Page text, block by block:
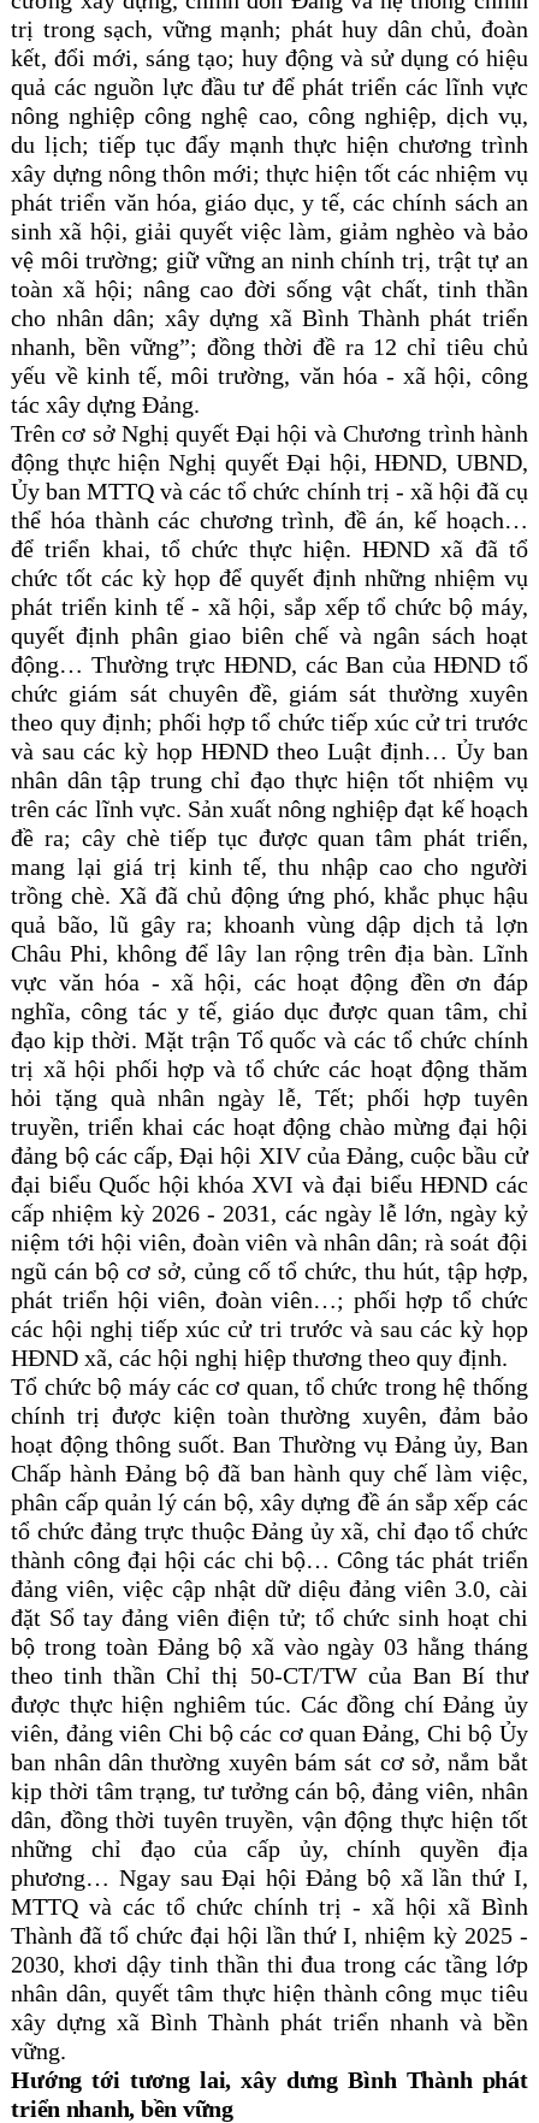
trị trong sạch, vững mạnh; phát huy dân chủ, đoàn
kết, đổi mới, sáng tạo; huy động và sử dụng có hiệu
quả các nguồn lực đầu tư để phát triển các lĩnh vực
nông nghiệp công nghệ cao, công nghiệp, dịch vụ,
du lịch; tiếp tục đẩy mạnh thực hiện chương trình
xây dựng nông thôn mới; thực hiện tốt các nhiệm vụ
phát triển văn hóa, giáo dục, y tế, các chính sách an
sinh xã hội, giải quyết việc làm, giảm nghèo và bảo
vệ môi trường; giữ vững an ninh chính trị, trật tự an
toàn xã hội; nâng cao đời sống vật chất, tinh thần
cho nhân dân; xây dựng xã Bình Thành phát triển
nhanh, bền vững”; đồng thời đề ra 12 chỉ tiêu chủ
yếu về kinh tế, môi trường, văn hóa - xã hội, công
tác xây dựng Đảng.
Trên cơ sở Nghị quyết Đại hội và Chương trình hành
động thực hiện Nghị quyết Đại hội, HĐND, UBND,
Ủy ban MTTQ và các tổ chức chính trị - xã hội đã cụ
thể hóa thành các chương trình, đề án, kế hoạch…
để triển khai, tổ chức thực hiện. HĐND xã đã tổ
chức tốt các kỳ họp để quyết định những nhiệm vụ
phát triển kinh tế - xã hội, sắp xếp tổ chức bộ máy,
quyết định phân giao biên chế và ngân sách hoạt
động… Thường trực HĐND, các Ban của HĐND tổ
chức giám sát chuyên đề, giám sát thường xuyên
theo quy định; phối hợp tổ chức tiếp xúc cử tri trước
và sau các kỳ họp HĐND theo Luật định… Ủy ban
nhân dân tập trung chỉ đạo thực hiện tốt nhiệm vụ
trên các lĩnh vực. Sản xuất nông nghiệp đạt kế hoạch
đề ra; cây chè tiếp tục được quan tâm phát triển,
mang lại giá trị kinh tế, thu nhập cao cho người
trồng chè. Xã đã chủ động ứng phó, khắc phục hậu
quả bão, lũ gây ra; khoanh vùng dập dịch tả lợn
Châu Phi, không để lây lan rộng trên địa bàn. Lĩnh
vực văn hóa - xã hội, các hoạt động đền ơn đáp
nghĩa, công tác y tế, giáo dục được quan tâm, chỉ
đạo kịp thời. Mặt trận Tổ quốc và các tổ chức chính
trị xã hội phối hợp và tổ chức các hoạt động thăm
hỏi tặng quà nhân ngày lễ, Tết; phối hợp tuyên
truyền, triển khai các hoạt động chào mừng đại hội
đảng bộ các cấp, Đại hội XIV của Đảng, cuộc bầu cử
đại biểu Quốc hội khóa XVI và đại biểu HĐND các
cấp nhiệm kỳ 2026 - 2031, các ngày lễ lớn, ngày kỷ
niệm tới hội viên, đoàn viên và nhân dân; rà soát đội
ngũ cán bộ cơ sở, củng cố tổ chức, thu hút, tập hợp,
phát triển hội viên, đoàn viên…; phối hợp tổ chức
các hội nghị tiếp xúc cử tri trước và sau các kỳ họp
HĐND xã, các hội nghị hiệp thương theo quy định.
Tổ chức bộ máy các cơ quan, tổ chức trong hệ thống
chính trị được kiện toàn thường xuyên, đảm bảo
hoạt động thông suốt. Ban Thường vụ Đảng ủy, Ban
Chấp hành Đảng bộ đã ban hành quy chế làm việc,
phân cấp quản lý cán bộ, xây dựng đề án sắp xếp các
tổ chức đảng trực thuộc Đảng ủy xã, chỉ đạo tổ chức
thành công đại hội các chi bộ… Công tác phát triển
đảng viên, việc cập nhật dữ diệu đảng viên 3.0, cài
đặt Sổ tay đảng viên điện tử; tổ chức sinh hoạt chi
bộ trong toàn Đảng bộ xã vào ngày 03 hằng tháng
theo tinh thần Chỉ thị 50-CT/TW của Ban Bí thư
được thực hiện nghiêm túc. Các đồng chí Đảng ủy
viên, đảng viên Chi bộ các cơ quan Đảng, Chi bộ Ủy
ban nhân dân thường xuyên bám sát cơ sở, nắm bắt
kịp thời tâm trạng, tư tưởng cán bộ, đảng viên, nhân
dân, đồng thời tuyên truyền, vận động thực hiện tốt
những chỉ đạo của cấp ủy, chính quyền địa
phương… Ngay sau Đại hội Đảng bộ xã lần thứ I,
MTTQ và các tổ chức chính trị - xã hội xã Bình
Thành đã tổ chức đại hội lần thứ I, nhiệm kỳ 2025 -
2030, khơi dậy tinh thần thi đua trong các tầng lớp
nhân dân, quyết tâm thực hiện thành công mục tiêu
xây dựng xã Bình Thành phát triển nhanh và bền
vững.
Hướng tới tương lai, xây dưng Bình Thành phát
triển nhanh, bền vững